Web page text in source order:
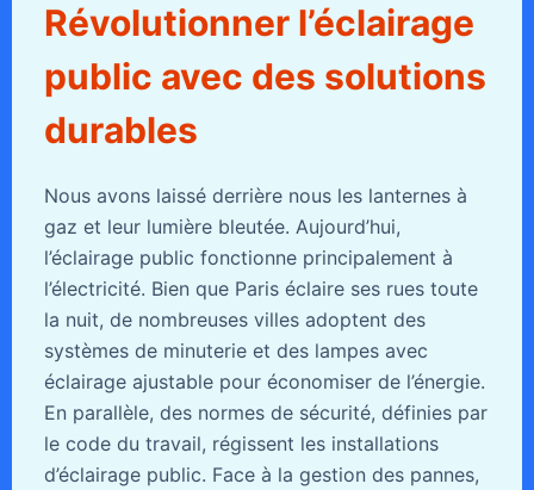
Révolutionner l’éclairage
public avec des solutions
durables
Nous avons laissé derrière nous les lanternes à
gaz et leur lumière bleutée. Aujourd’hui,
l’éclairage public fonctionne principalement à
l’électricité. Bien que Paris éclaire ses rues toute
la nuit, de nombreuses villes adoptent des
systèmes de minuterie et des lampes avec
éclairage ajustable pour économiser de l’énergie.
En parallèle, des normes de sécurité, définies par
le code du travail, régissent les installations
d’éclairage public. Face à la gestion des pannes,